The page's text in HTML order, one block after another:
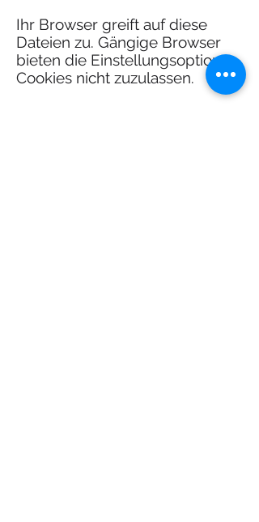
Ihr Browser greift auf diese
Dateien zu. Gängige Browser
bieten die Einstellungsoption,
Cookies nicht zuzulassen.